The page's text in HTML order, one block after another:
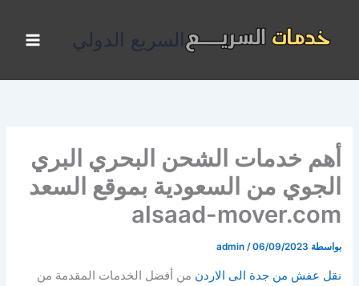
المحتوى
السريع الدولي
أهم خدمات الشحن البحري البري
الجوي من السعودية بموقع السعد
alsaad-mover.com
بواسطة admin /06/09/2023
نقل عفش من جدة الى الاردن من أفضل الخدمات المقدمة من